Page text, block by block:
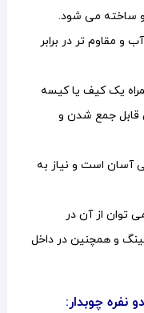
دو ساخته می شود.
و مقاوم تر در برابر
یک کیف یا کیسه
قابل جمع شدن و
آسان است و نیاز به
توان از آن در
و همچنین در داخل
نفره چوبدار: